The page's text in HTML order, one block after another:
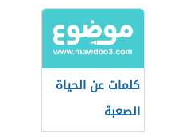
كلمات عن الحياة
الصعبة